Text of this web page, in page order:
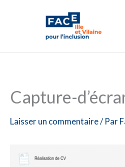
Capture-
Laisser un commentaire/ Par